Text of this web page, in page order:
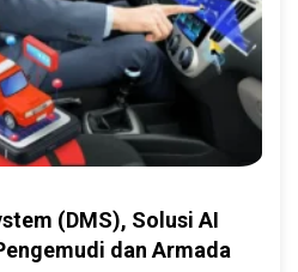
(DMS), Solusi AI
dan Armada